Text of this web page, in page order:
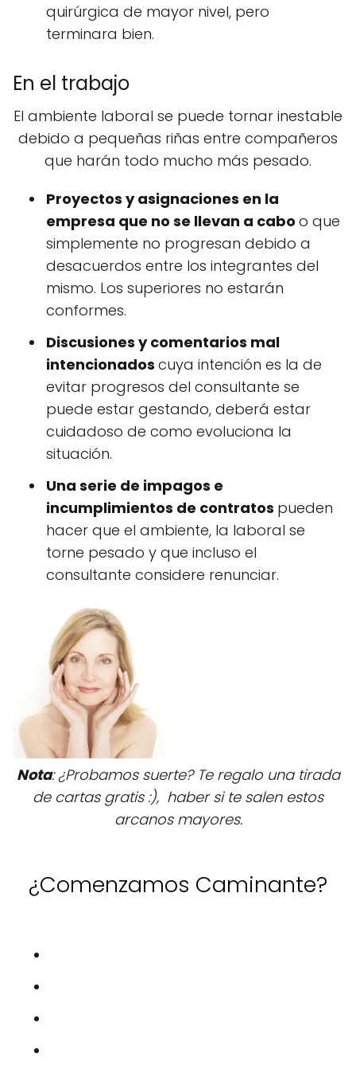
quirúrgica de mayor nivel, pero
terminara bien.
En el trabajo
El ambiente laboral se puede tornar inestable
debido a pequeñas riñas entre compañeros
que harán todo mucho más pesado.
Proyectos y asignaciones en la
empresa que no se llevan a cabo o que
simplemente no progresan debido a
desacuerdos entre los integrantes del
mismo. Los superiores no estarán
conformes.
Discusiones y comentarios mal
intencionados cuya intención es la de
evitar progresos del consultante se
puede estar gestando, deberá estar
cuidadoso de como evoluciona la
situación.
Una serie de impagos e
incumplimientos de contratos pueden
hacer que el ambiente, la laboral se
torne pesado y que incluso el
consultante considere renunciar.
Nota: ¿Probamos suerte? Te regalo una tirada
de cartas gratis :), haber si te salen estos
arcanos mayores.
¿Comenzamos Caminante?